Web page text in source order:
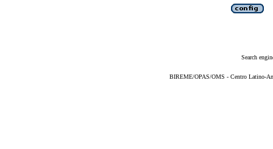
Search
BIREME/OPAS/OMS - Centro Latino-